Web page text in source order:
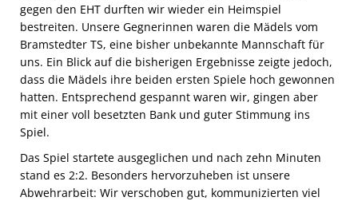
gegen den EHT durften wir wieder ein Heimspiel
bestreiten. Unsere Gegnerinnen waren die Mädels vom
Bramstedter TS, eine bisher unbekannte Mannschaft für
uns. Ein Blick auf die bisherigen Ergebnisse zeigte jedoch,
dass die Mädels ihre beiden ersten Spiele hoch gewonnen
hatten. Entsprechend gespannt waren wir, gingen aber
mit einer voll besetzten Bank und guter Stimmung ins
Spiel.
Das Spiel startete ausgeglichen und nach zehn Minuten
stand es 2:2. Besonders hervorzuheben ist unsere
Abwehrarbeit: Wir verschoben gut, kommunizierten viel